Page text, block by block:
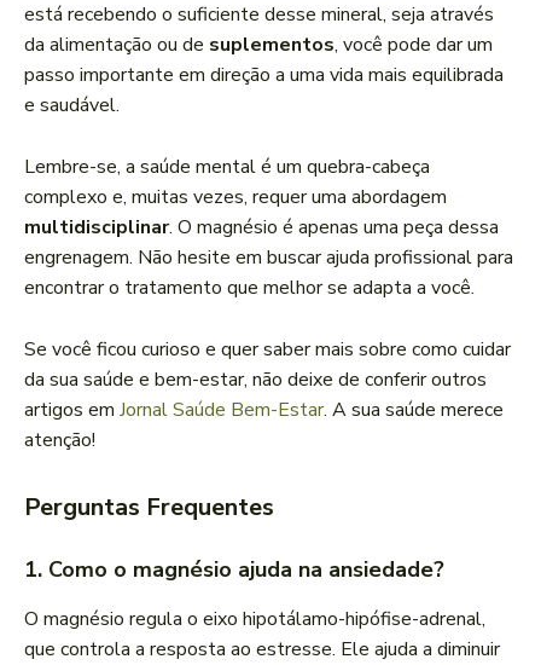
está recebendo o suficiente desse mineral, seja através
da alimentação ou de suplementos, você pode dar um
passo importante em direção a uma vida mais equilibrada
e saudável.
Lembre-se, a saúde mental é um quebra-cabeça
complexo e, muitas vezes, requer uma abordagem
multidisciplinar. O magnésio é apenas uma peça dessa
engrenagem. Não hesite em buscar ajuda profissional para
encontrar o tratamento que melhor se adapta a você.
Se você ficou curioso e quer saber mais sobre como cuidar
da sua saúde e bem-estar, não deixe de conferir outros
artigos em Jornal Saúde Bem-Estar. A sua saúde merece
atenção!
Perguntas Frequentes
1. Como o magnésio ajuda na ansiedade?
O magnésio regula o eixo hipotálamo-hipófise-adrenal,
que controla a resposta ao estresse. Ele ajuda a diminuir